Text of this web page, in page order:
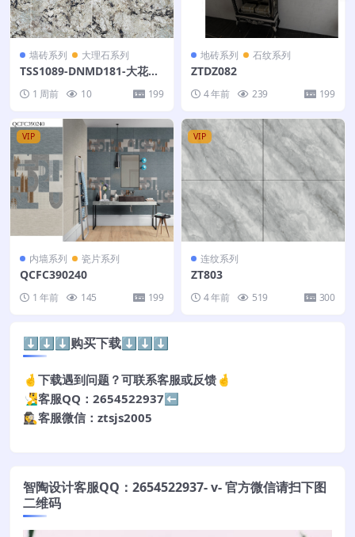
墙砖系列 大理石系列
TSS1089-DNMD181-大花白-
1 周前 10 199
地砖系列 石纹系列
ZTDZ082
4 年前 239 199
VIP
内墙系列 瓷片系列
QCFC390240
1 年前 145 199
VIP
连纹系列
ZT803
4 年前 519 300
⬇️⬇️⬇️购买下载⬇️⬇️⬇️
🤞下载遇到问题？可联系客服或反馈🤞
🧏‍♂️客服QQ：2654522937⬅️
🕵️‍♀️客服微信：ztsjs2005
智陶设计客服QQ：2654522937- v- 官方微信请扫下图
二维码